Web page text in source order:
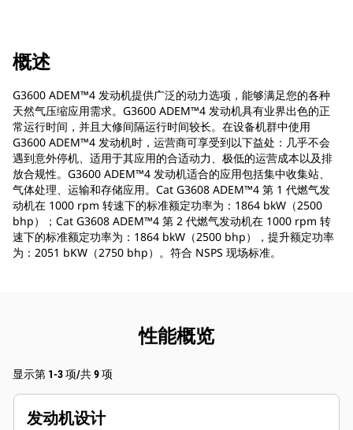
概述
G3600 ADEM™4 发动机提供广泛的动力选项，能够满足您的各种
天然气压缩应用需求。G3600 ADEM™4 发动机具有业界出色的正
常运行时间，并且大修间隔运行时间较长。在设备机群中使用
G3600 ADEM™4 发动机时，运营商可享受到以下益处：几乎不会
遇到意外停机、适用于其应用的合适动力、极低的运营成本以及排
放合规性。G3600 ADEM™4 发动机适合的应用包括集中收集站、
气体处理、运输和存储应用。Cat G3608 ADEM™4 第 1 代燃气发
动机在 1000 rpm 转速下的标准额定功率为：1864 bkW（2500
bhp）；Cat G3608 ADEM™4 第 2 代燃气发动机在 1000 rpm 转
速下的标准额定功率为：1864 bkW（2500 bhp），提升额定功率
为：2051 bKW（2750 bhp）。符合 NSPS 现场标准。
性能概览
显示第 1-3 项/共 9 项
发动机设计